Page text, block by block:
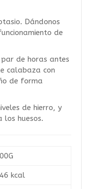
Dándonos
de
de horas antes
calabaza con
de forma
de hierro, y
los huesos.
kcal